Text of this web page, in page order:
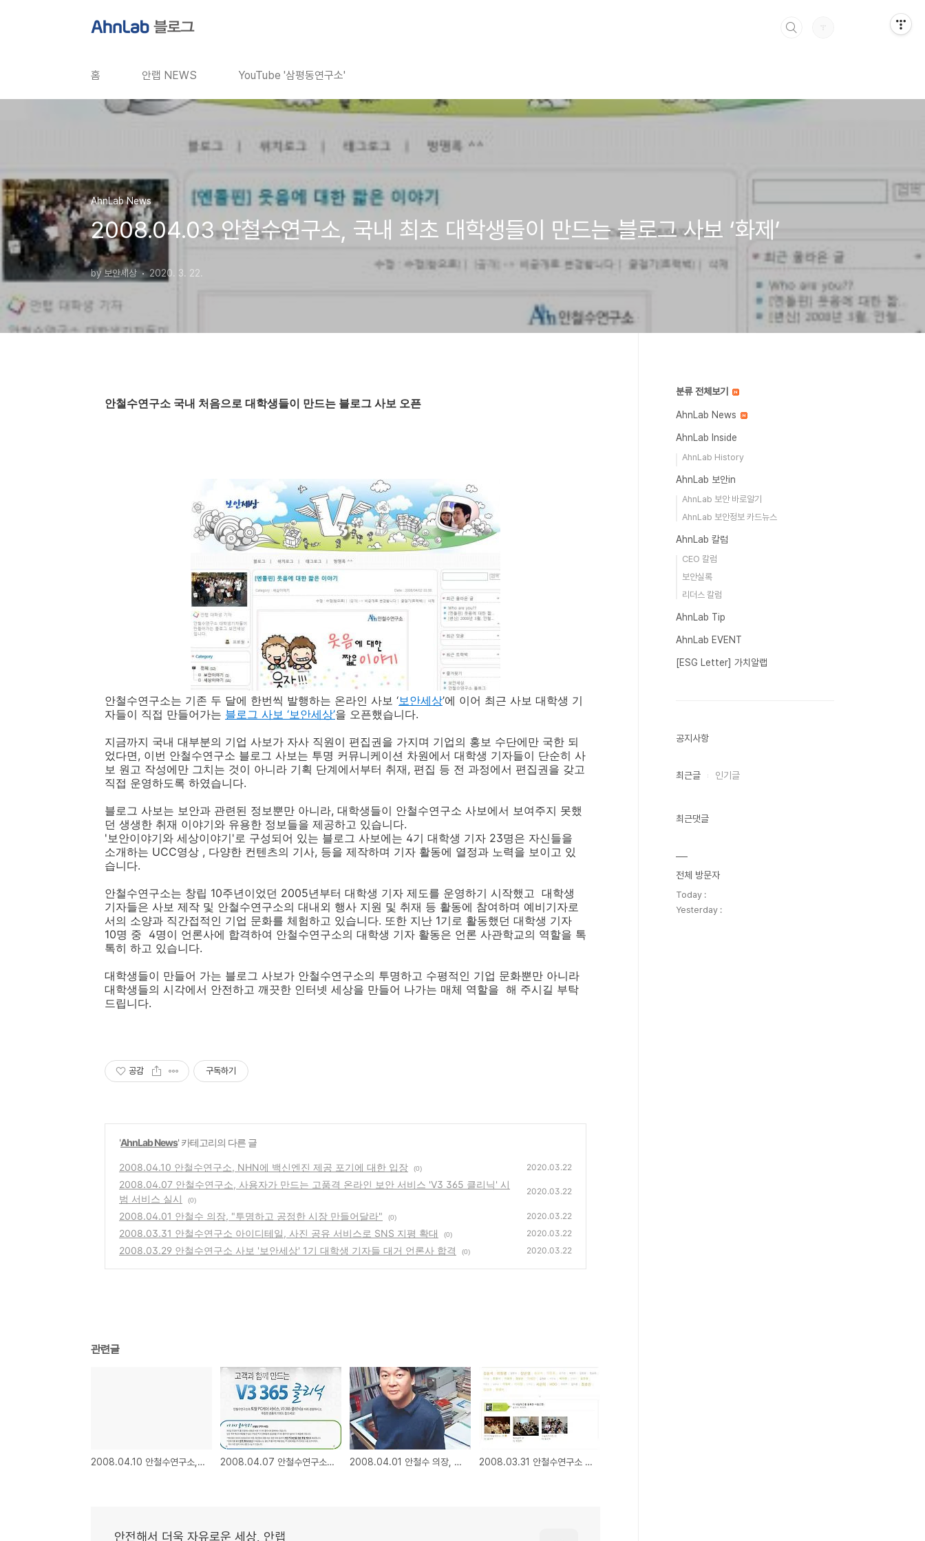
홈 안랩 NEWS YouTube '삼평동연구소'
AhnLab News
2008.04.03 안철수연구소, 국내 최초 대학생들이 만드는 블로그 사보 ‘화제’
by 보안세상 2020. 3. 22.
안철수연구소 국내 처음으로 대학생들이 만드는 블로그 사보 오픈
안철수연구소는 기존 두 달에 한번씩 발행하는 온라인 사보 ‘보안세상’에 이어 최근 사보 대학생 기
자들이 직접 만들어가는 블로그 사보 ‘보안세상’을 오픈했습니다.
지금까지 국내 대부분의 기업 사보가 자사 직원이 편집권을 가지며 기업의 홍보 수단에만 국한 되
었다면, 이번 안철수연구소 블로그 사보는 투명 커뮤니케이션 차원에서 대학생 기자들이 단순히 사
보 원고 작성에만 그치는 것이 아니라 기획 단계에서부터 취재, 편집 등 전 과정에서 편집권을 갖고
직접 운영하도록 하였습니다.
블로그 사보는 보안과 관련된 정보뿐만 아니라, 대학생들이 안철수연구소 사보에서 보여주지 못했
던 생생한 취재 이야기와 유용한 정보들을 제공하고 있습니다.
'보안이야기와 세상이야기'로 구성되어 있는 블로그 사보에는 4기 대학생 기자 23명은 자신들을
소개하는 UCC영상 , 다양한 컨텐츠의 기사, 등을 제작하며 기자 활동에 열정과 노력을 보이고 있
습니다.
안철수연구소는 창립 10주년이었던 2005년부터 대학생 기자 제도를 운영하기 시작했고 대학생
기자들은 사보 제작 및 안철수연구소의 대내외 행사 지원 및 취재 등 활동에 참여하며 예비기자로
서의 소양과 직간접적인 기업 문화를 체험하고 있습니다. 또한 지난 1기로 활동했던 대학생 기자
10명 중 4명이 언론사에 합격하여 안철수연구소의 대학생 기자 활동은 언론 사관학교의 역할을 톡
톡히 하고 있습니다.
대학생들이 만들어 가는 블로그 사보가 안철수연구소의 투명하고 수평적인 기업 문화뿐만 아니라
대학생들의 시각에서 안전하고 깨끗한 인터넷 세상을 만들어 나가는 매체 역할을 해 주시길 부탁
드립니다.
공감 구독하기
'AhnLab News' 카테고리의 다른 글
2008.04.10 안철수연구소, NHN에 백신엔진 제공 포기에 대한 입장 (0) 2020.03.22
2008.04.07 안철수연구소, 사용자가 만드는 고품격 온라인 보안 서비스 'V3 365 클리닉' 시
범 서비스 실시
(0)
2020.03.22
2008.04.01 안철수 의장, "투명하고 공정한 시장 만들어달라" (0) 2020.03.22
2008.03.31 안철수연구소 아이디테일, 사진 공유 서비스로 SNS 지평 확대 (0) 2020.03.22
2008.03.29 안철수연구소 사보 '보안세상' 1기 대학생 기자들 대거 언론사 합격 (0) 2020.03.22
관련글
2008.04.10 안철수연구소, NHN에 백신엔진 제공 포기에 대한 입장 2008.04.07 안철수연구소, 사용자가 만드는 고품격 온라인 보안 서비스 'V3 365 클리닉' 시범 서비스 실시 2008.04.01 안철수 의장, "투명하고 공정한 시장 만들어달라" 2008.03.31 안철수연구소 아이디테일, 사진 공유 서비스로 SNS 지평 확대
안전해서 더욱 자유로운 세상, 안랩
분류 전체보기
AhnLab News
AhnLab Inside
AhnLab History
AhnLab 보안in
AhnLab 보안 바로알기
AhnLab 보안정보 카드뉴스
AhnLab 칼럼
CEO 칼럼
보안실록
리더스 칼럼
AhnLab Tip
AhnLab EVENT
[ESG Letter] 가치알랩
공지사항
최근글 인기글
최근댓글
전체 방문자
Today :
Yesterday :